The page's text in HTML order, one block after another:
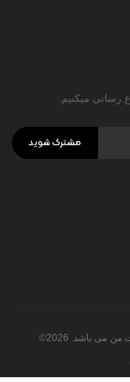
رسانی میکنیم.
مشترک شوید
باشد. 2026©